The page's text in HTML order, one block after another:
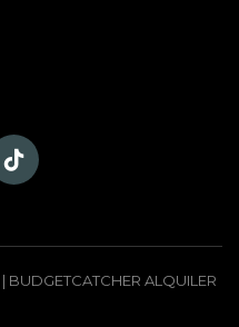
| BUDGETCATCHER ALQUILER